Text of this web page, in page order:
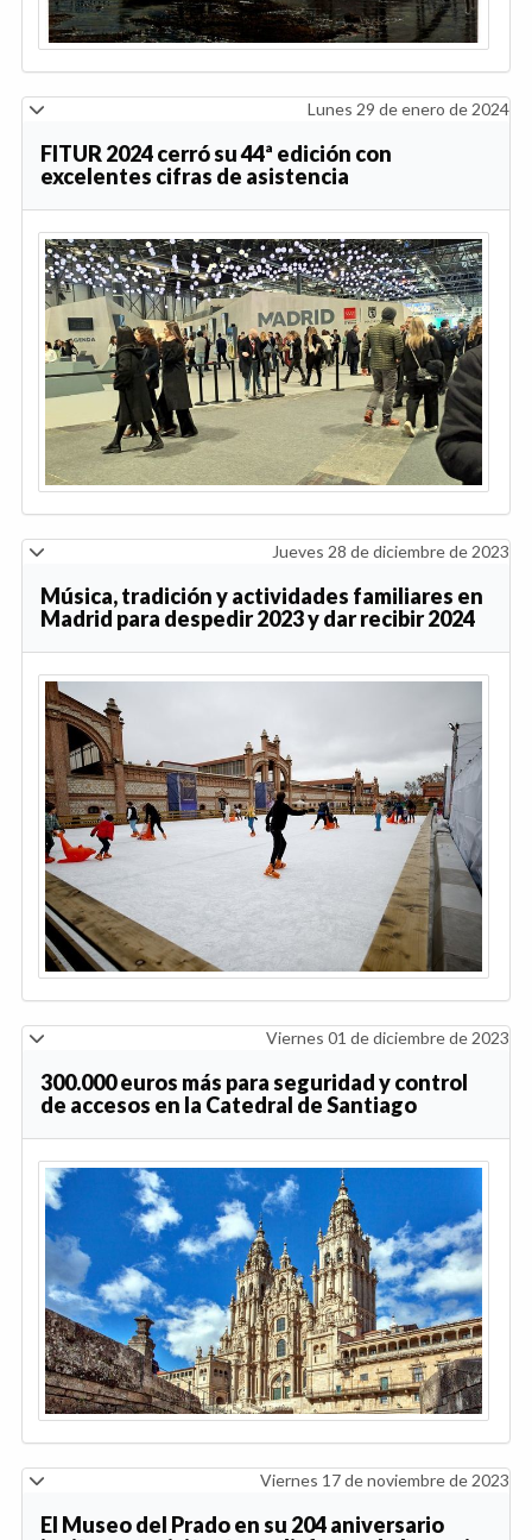
Lunes 29 de enero de 2024
FITUR 2024 cerró su 44ª edición con
excelentes cifras de asistencia
Jueves 28 de diciembre de 2023
Música, tradición y actividades familiares en
Madrid para despedir 2023 y dar recibir 2024
Viernes 01 de diciembre de 2023
300.000 euros más para seguridad y control
de accesos en la Catedral de Santiago
Viernes 17 de noviembre de 2023
El Museo del Prado en su 204 aniversario